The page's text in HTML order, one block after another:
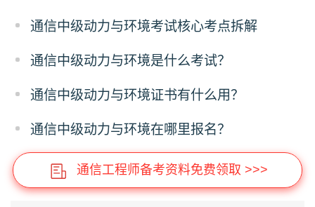
通信中级动力与环境考试核心考点拆解
通信中级动力与环境是什么考试？
通信中级动力与环境证书有什么用？
通信中级动力与环境在哪里报名？
通信工程师备考资料免费领取 >>>